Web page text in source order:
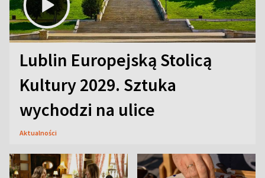
Lublin Europejską Stolicą
Kultury 2029. Sztuka
wychodzi na ulice
Aktualności